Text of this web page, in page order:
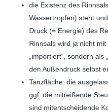
die Existenz des
Wassertropfen) steht
Druck (= Energie) des
Rinnsals wird ja nicht
„importiert“, sondern
den Außendruck selbst
Tanzfläche: die
ggf. die mitreißende
sind mitentscheidende